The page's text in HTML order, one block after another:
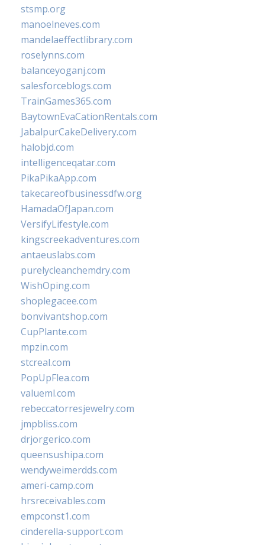
stsmp.org
manoelneves.com
mandelaeffectlibrary.com
roselynns.com
balanceyoganj.com
salesforceblogs.com
TrainGames365.com
BaytownEvaCationRentals.com
JabalpurCakeDelivery.com
halobjd.com
intelligenceqatar.com
PikaPikaApp.com
takecareofbusinessdfw.org
HamadaOfJapan.com
VersifyLifestyle.com
kingscreekadventures.com
antaeuslabs.com
purelycleanchemdry.com
WishOping.com
shoplegacee.com
bonvivantshop.com
CupPlante.com
mpzin.com
stcreal.com
PopUpFlea.com
valueml.com
rebeccatorresjewelry.com
jmpbliss.com
drjorgerico.com
queensushipa.com
wendyweimerdds.com
ameri-camp.com
hrsreceivables.com
empconst1.com
cinderella-support.com